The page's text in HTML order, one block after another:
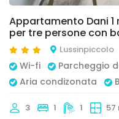
Appartamento Dani
per tre persone con
Lussinpiccolo
Wi-fi
Parcheggio
Aria condizonata
3 1 1 57